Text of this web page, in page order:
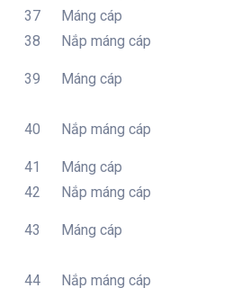
37
Máng cáp
38
Nắp máng cáp
39 Máng cáp
40 Nắp máng cáp
41 Máng cáp
42
Nắp máng cáp
43 Máng cáp
44 Nắp máng cáp